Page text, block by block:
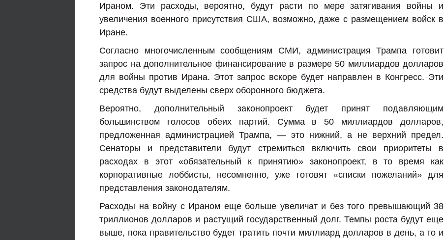
Ираном. Эти расходы, вероятно, будут расти по мере затягивания войны и
увеличения военного присутствия США, возможно, даже с размещением войск в
Иране.
Согласно многочисленным сообщениям СМИ, администрация Трампа готовит
запрос на дополнительное финансирование в размере 50 миллиардов долларов
для войны против Ирана. Этот запрос вскоре будет направлен в Конгресс. Эти
средства будут выделены сверх оборонного бюджета.
Вероятно, дополнительный законопроект будет принят подавляющим
большинством голосов обеих партий. Сумма в 50 миллиардов долларов,
предложенная администрацией Трампа, — это нижний, а не верхний предел.
Сенаторы и представители будут стремиться включить свои приоритеты в
расходах в этот «обязательный к принятию» законопроект, в то время как
корпоративные лоббисты, несомненно, уже готовят «списки пожеланий» для
представления законодателям.
Расходы на войну с Ираном еще больше увеличат и без того превышающий 38
триллионов долларов и растущий государственный долг. Темпы роста будут еще
выше, пока правительство будет тратить почти миллиард долларов в день, а то и